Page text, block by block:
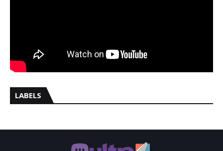
LABELS